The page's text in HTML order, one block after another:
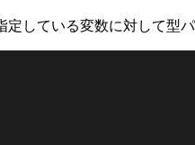
定している変数に対して型